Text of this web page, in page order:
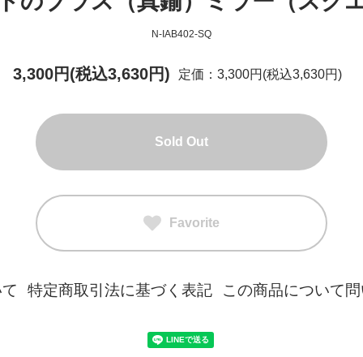
N-IAB402-SQ
3,300円(税込3,630円) 定価：3,300円(税込3,630円)
Sold Out
Favorite
特定商取引法に基づく表記 この商品について